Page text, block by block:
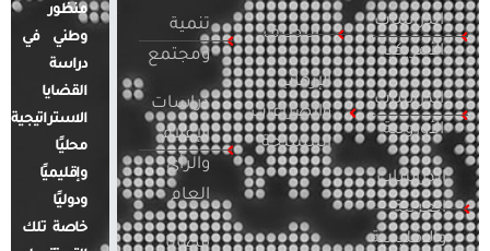
الدراسات
الأمريكية
الدراسات
الأوروبية
الدراسات
العربية
والإقليمية
التطرف
الإرهاب
والصراعات
المسلحة
تنمية
ومجتمع
دراسات
الإعلام
والرأي
العام
قضايا
منظور
وطني في
دراسة
القضايا
الاستراتيجية
محليًا
وإقليميًا
ودوليًا
خاصة تلك